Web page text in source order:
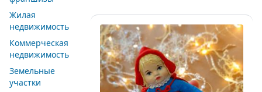
Жилая
недвижимость
Коммерческая
недвижимость
Земельные
участки